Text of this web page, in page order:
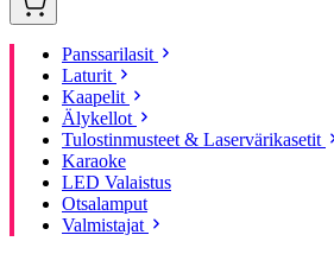
Panssarilasit
Laturit
Kaapelit
Älykellot
Tulostinmusteet & Laservärikasetit
Karaoke
LED Valaistus
Otsalamput
Valmistajat